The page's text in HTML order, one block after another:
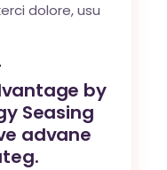
dolore, usu
by
Seasing
advane